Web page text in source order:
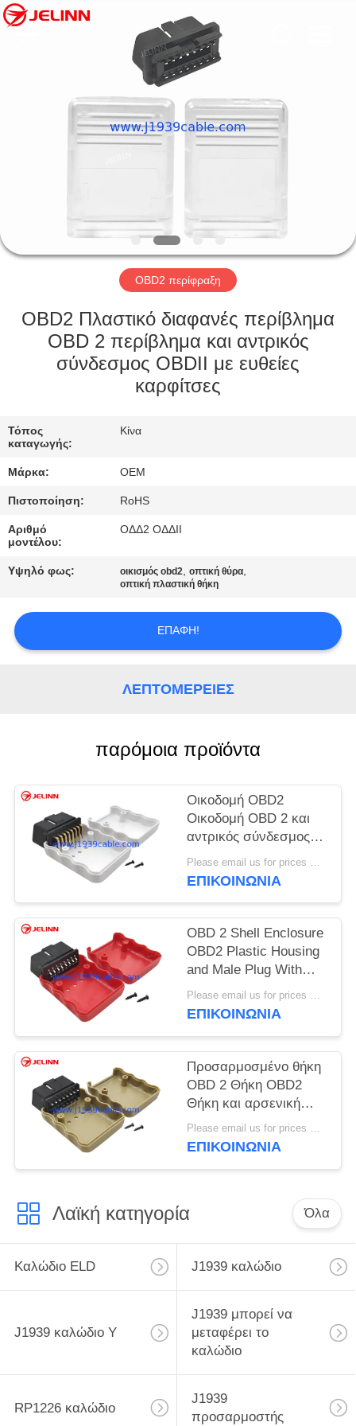
ΠΡΟΪΌΝΤΑ
ΓΎΡΟΣ
ΕΡΓΟΣΤΑΣΊΩΝ
ΠΟΙΟΤΙΚΌΣ
ΈΛΕΓΧΟΣ
ΕΛΆΤΕ
ΣΕ
ΕΠΑΦΉ
ΖΗΤΉΣΤΕ
ΑΠΌΣΠΑΣΜΑ
Ltd..
All
Rights
OBD2 περίφραξη
OBD2 Πλαστικό διαφανές περίβλημα
OBD 2 περίβλημα και αντρικός
σύνδεσμος OBDII με ευθείες
καρφίτσες
Τόπος
καταγωγής:
Κίνα
Μάρκα: OEM
Πιστοποίηση: RoHS
Αριθμό
μοντέλου:
ΟΔΔ2 ΟΔΔII
Υψηλό φως: οικισμός obd2,οπτική θύρα,
οπτική πλαστική θήκη
ΕΠΑΦΉ!
ΛΕΠΤΟΜΈΡΕΙΕΣ
παρόμοια προϊόντα
Οικοδομή OBD2
Οικοδομή OBD 2 και
αντρικός σύνδεσμος
με πινές δεξιάς γωνίας
Please email us for prices MOQ:100 τεμάχια
ΕΠΙΚΟΙΝΩΝΊΑ
OBD 2 Shell Enclosure
OBD2 Plastic Housing
and Male Plug With
Curved Pin and Screws
Please email us for prices MOQ:100 pcs
ΕΠΙΚΟΙΝΩΝΊΑ
Προσαρμοσμένο θήκη
OBD 2 Θήκη OBD2
Θήκη και αρσενική
πρίζα με ευθεία
καρφίτσα
Please email us for prices MOQ:100 pcs
ΕΠΙΚΟΙΝΩΝΊΑ
Λαϊκή κατηγορία Όλα
Καλώδιο ELD J1939 καλώδιο
J1939 καλώδιο Υ
J1939 μπορεί να
μεταφέρει το
καλώδιο
RP1226 καλώδιο
J1939
προσαρμοστής